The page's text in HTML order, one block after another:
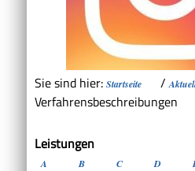
Sie sind hier: Startseite /
Verfahrensbeschreibungen
Leistungen
A B C D